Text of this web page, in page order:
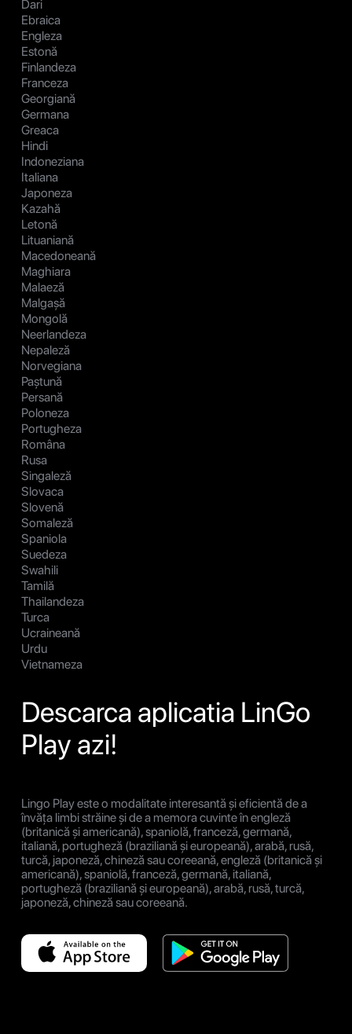
Dari
Ebraica
Engleza
Estonă
Finlandeza
Franceza
Georgiană
Germana
Greaca
Hindi
Indoneziana
Italiana
Japoneza
Kazahă
Letonă
Lituaniană
Macedoneană
Maghiara
Malaeză
Malgașă
Mongolă
Neerlandeza
Nepaleză
Norvegiana
Paștună
Persană
Poloneza
Portugheza
Româna
Rusa
Singaleză
Slovaca
Slovenă
Somaleză
Spaniola
Suedeza
Swahili
Tamilă
Thailandeza
Turca
Ucraineană
Urdu
Vietnameza
Descarca aplicatia LinGo
Play azi!
Lingo Play este o modalitate interesantă și eficientă de a
învăța limbi străine și de a memora cuvinte în engleză
(britanică și americană), spaniolă, franceză, germană,
italiană, portugheză (braziliană și europeană), arabă, rusă,
turcă, japoneză, chineză sau coreeană, engleză (britanică și
americană), spaniolă, franceză, germană, italiană,
portugheză (braziliană și europeană), arabă, rusă, turcă,
japoneză, chineză sau coreeană.